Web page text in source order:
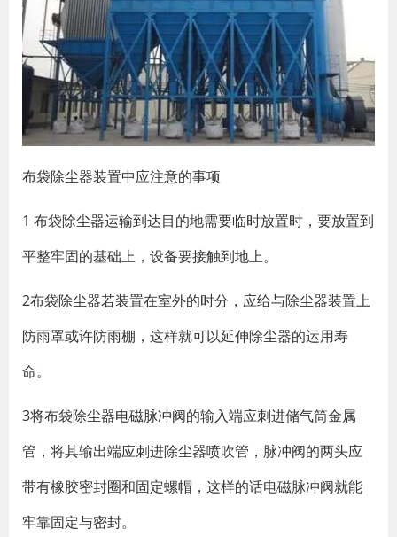
布袋除尘器装置中应注意的事项
1 布袋除尘器运输到达目的地需要临时放置时，要放置到
平整牢固的基础上，设备要接触到地上。
2布袋除尘器若装置在室外的时分，应给与除尘器装置上
防雨罩或许防雨棚，这样就可以延伸除尘器的运用寿
命。
3将布袋除尘器电磁脉冲阀的输入端应刺进储气筒金属
管，将其输出端应刺进除尘器喷吹管，脉冲阀的两头应
带有橡胶密封圈和固定螺帽，这样的话电磁脉冲阀就能
牢靠固定与密封。